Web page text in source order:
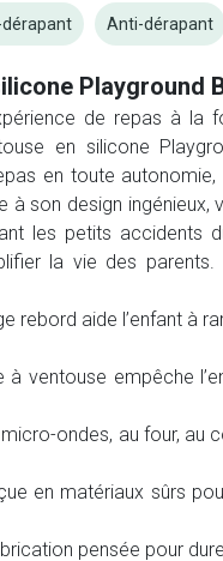
Anti-dérapant
Playground
de repas à la
en silicone
en toute
à son design
les petits accidents
la vie des parents.
rebord aide l’enfant à
à ventouse empêche
ondes, au four, au
en matériaux sûrs
pensée pour